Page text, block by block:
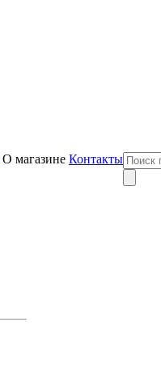
О магазине Контакты